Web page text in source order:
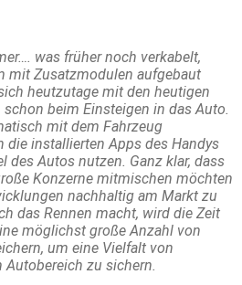
was früher noch verkabelt,
mit Zusatzmodulen aufgebaut
heutzutage mit den heutigen
schon beim Einsteigen in das Auto.
mit dem Fahrzeug
die installierten Apps des Handys
des Autos nutzen. Ganz klar, dass
Konzerne mitmischen möchten
nachhaltig am Markt zu
das Rennen macht, wird die Zeit
möglichst große Anzahl von
um eine Vielfalt von
zu sichern.